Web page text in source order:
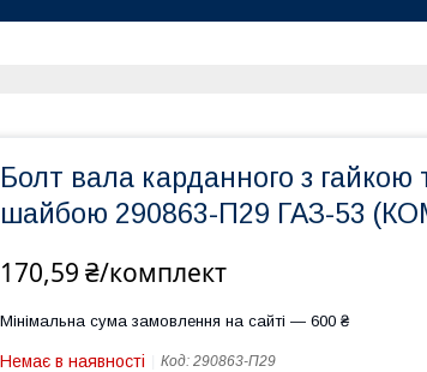
Болт вала карданного з гайкою
шайбою 290863-П29 ГАЗ-53
170,59 ₴/комплект
Мінімальна сума замовлення на сайті — 600 ₴
Немає в наявності Код: 290863-П29